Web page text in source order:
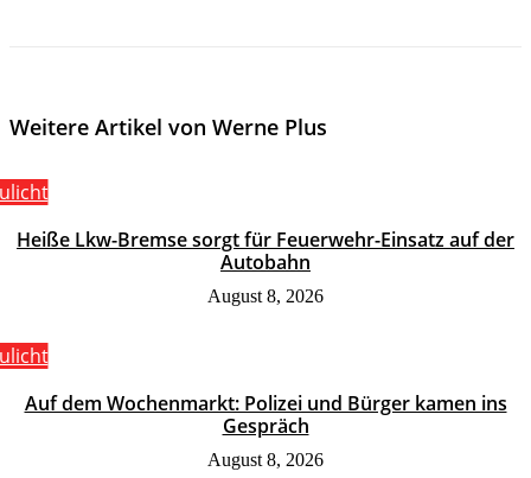
Weitere Artikel von Werne Plus
Heiße Lkw-Bremse sorgt für Feuerwehr-Einsatz auf der
Autobahn
August 8, 2026
Auf dem Wochenmarkt: Polizei und Bürger kamen ins
Gespräch
August 8, 2026